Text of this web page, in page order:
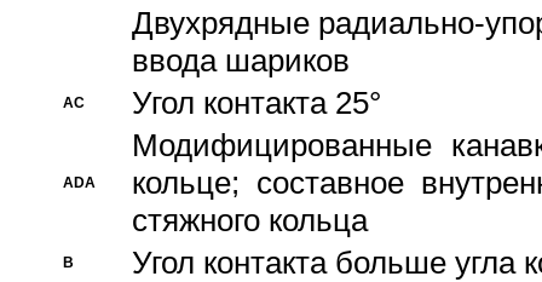
Двухрядные радиально-
ввода шариков
AC Угол контакта 25°
ADA
Модифицированные
кольце; составное
стяжного кольца
B Угол контакта больше угла